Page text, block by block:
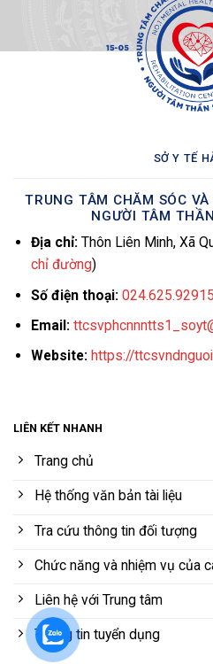
SỞ Y TẾ
TRUNG TÂM CHĂM SÓC
NGƯỜI TÂM
Địa chỉ: Thôn Liên Minh, Xã
chỉ đường)
Số điện thoại: 024.625.92915
Email:
Website: https://
LIÊN KẾT NHANH
Trang chủ
Hệ thống văn bản tài liệu
Tra cứu thông tin đối tượng
Chức năng và nhiệm vụ của
Liên hệ với Trung tâm
Thông tin tuyển dụng